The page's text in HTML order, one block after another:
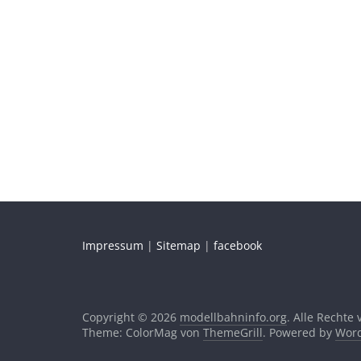
Impressum | Sitemap | facebook
Copyright © 2026 modellbahninfo.org. Alle Rechte
Theme: ColorMag von ThemeGrill. Powered by